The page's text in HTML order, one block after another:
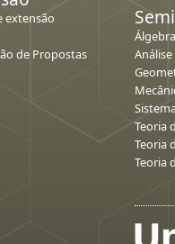
extensão
de Propostas
Álgebra
Análise
Teoria
Teoria
Teoria